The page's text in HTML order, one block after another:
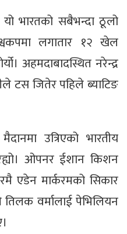
यो भारतको सबैभन्दा ठूलो
लगातार १२ खेल
अहमदाबादस्थित नरेन्द्र
टस जितेर पहिले ब्याटिङ
उत्रिएको भारतीय
ओपनर ईशान किशन
एडेन मार्करमको सिकार
वर्मालाई पेभिलियन